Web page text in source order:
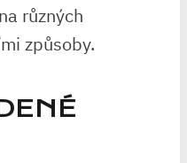
různých
způsoby.